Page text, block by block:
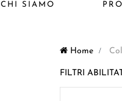
CHI SIAMO
Home >
FILTRI